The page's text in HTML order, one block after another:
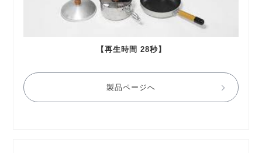
【再生時間 28秒】
製品ページへ